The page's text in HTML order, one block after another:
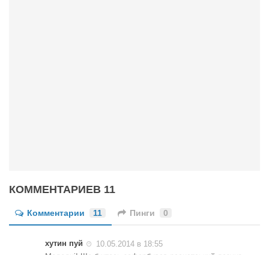
КОММЕНТАРИЕВ 11
Комментарии 11 Пинги 0
хутин пуй
10.05.2014 в 18:55